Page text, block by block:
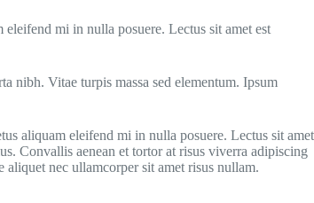
eleifend mi in nulla posuere. Lectus sit amet est
nibh. Vitae turpis massa sed elementum. Ipsum
aliquam eleifend mi in nulla posuere. Lectus sit amet
Convallis aenean et tortor at risus viverra adipiscing
nec ullamcorper sit amet risus nullam.